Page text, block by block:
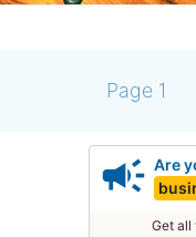
Page 1
campaign Are
Get all